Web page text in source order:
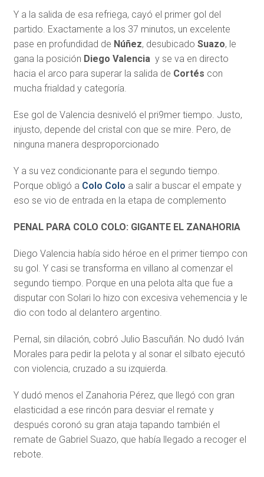
Y a la salida de esa refriega, cayó el primer gol del
partido. Exactamente a los 37 minutos, un excelente
pase en profundidad de Núñez, desubicado Suazo, le
gana la posición Diego Valenciay se va en directo
hacia el arco para superar la salida de Cortés con
mucha frialdad y categoría.
Ese gol de Valencia desniveló el pri9mer tiempo. Justo,
injusto, depende del cristal con que se mire. Pero, de
ninguna manera desproporcionado
Y a su vez condicionante para el segundo tiempo.
Porque obligó a Colo Colo a salir a buscar el empate y
eso se vio de entrada en la etapa de complemento
PENAL PARA COLO COLO: GIGANTE EL ZANAHORIA
Diego Valencia había sido héroe en el primer tiempo con
su gol. Y casi se transforma en villano al comenzar el
segundo tiempo. Porque en una pelota alta que fue a
disputar con Solari lo hizo con excesiva vehemencia y le
dio con todo al delantero argentino.
Pernal, sin dilación, cobró Julio Bascuñán. No dudó Iván
Morales para pedir la pelota y al sonar el silbato ejecutó
con violencia, cruzado a su izquierda.
Y dudó menos el Zanahoria Pérez, que llegó con gran
elasticidad a ese rincón para desviar el remate y
después coronó su gran ataja tapando también el
remate de Gabriel Suazo, que había llegado a recoger el
rebote.